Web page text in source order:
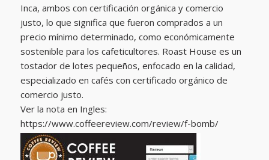
Inca, ambos con certificación orgánica y comercio
justo, lo que significa que fueron comprados a un
precio mínimo determinado, como económicamente
sostenible para los cafeticultores. Roast House es un
tostador de lotes pequeños, enfocado en la calidad,
especializado en cafés con certificado orgánico de
comercio justo.
Ver la nota en Ingles:
https://www.coffeereview.com/review/f-bomb/